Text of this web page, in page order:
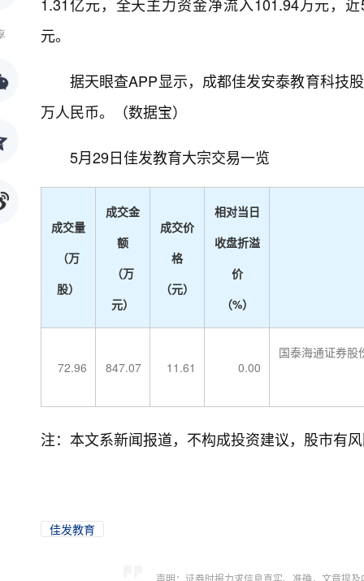
元。
据天眼查APP显示，成都佳发安泰教育科技
万人民币。（数据宝）
5月29日佳发教育大宗交易一览
成交量
（万
股）
成交金
额
（万
元）
成交价
格
（元）
相对当日
收盘折溢
价
（%）
72.96 847.07 11.61 0.00
国泰海通证券股
注：本文系新闻报道，不构成投资建议，股市有
佳发教育
声明：证券时报力求信息真实、准确，文章提